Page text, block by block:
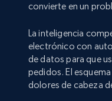
convierte en un
La inteligencia
electrónico con
de datos para que
pedidos. El
dolores de cabeza